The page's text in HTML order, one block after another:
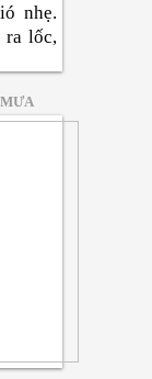
nhẹ.
ra lốc,